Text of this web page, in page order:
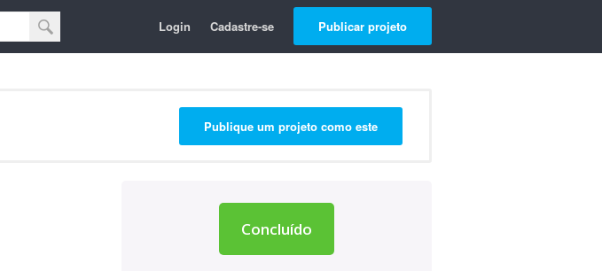
Login Cadastre-se Publicar projeto
Publique um projeto como este
Concluído